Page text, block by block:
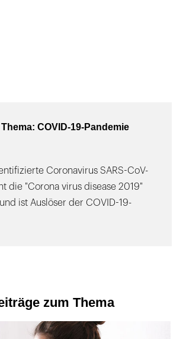
COVID-19-Pandemie
Coronavirus SARS-CoV-
die "Corona virus disease 2019"
ist Auslöser der COVID-19-
zum Thema